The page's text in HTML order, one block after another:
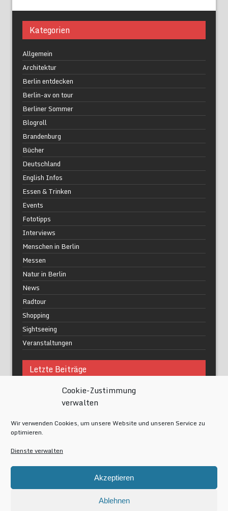
Cookie-Zustimmung
verwalten
Wir verwenden Cookies, um unsere Website und unseren Service zu
optimieren.
Dienste verwalten
Akzeptieren
Ablehnen
Kategorien
Allgemein
Architektur
Berlin entdecken
Berlin-av on tour
Berliner Sommer
Blogroll
Brandenburg
Bücher
Deutschland
English Infos
Essen & Trinken
Events
Fototipps
Interviews
Menschen in Berlin
Messen
Natur in Berlin
News
Radtour
Shopping
Sightseeing
Veranstaltungen
Letzte Beiträge
Was macht urbane Lebensqualität wirklich aus?
Grüne Oasen in Berlin
Festival of Lights Berlin 2024
Gesund schlafen im modernen Alltag